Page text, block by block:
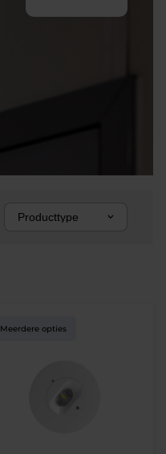
Producttype
Meerdere opties